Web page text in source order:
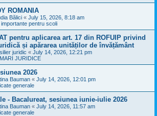
ROMANIA
Bălici « July 15, 2026, 8:18 am
importante pentru scoli
pentru aplicarea art. 17 din ROFUIP privind
și apărarea unităților de învățământ
juridic « July 14, 2026, 12:21 pm
JURIDICE
2026
Bauman « July 14, 2026, 12:01 pm
generale
- Bacalureat, sesiunea iunie-iulie 2026
Bauman « July 14, 2026, 11:57 am
generale